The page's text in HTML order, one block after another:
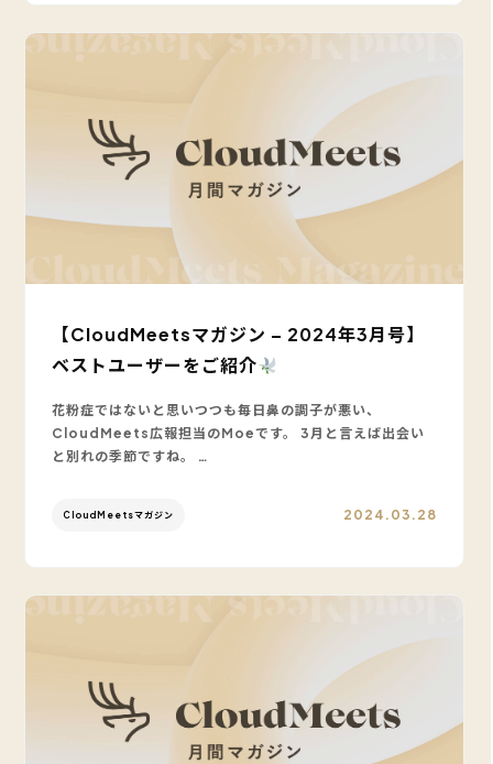
【CloudMeetsマガジン – 2024年3月号】
ベストユーザーをご紹介
花粉症ではないと思いつつも毎日鼻の調子が悪い、
CloudMeets広報担当のMoeです。 3月と言えば出会い
と別れの季節ですね。 …
CloudMeetsマガジン 2024.03.28